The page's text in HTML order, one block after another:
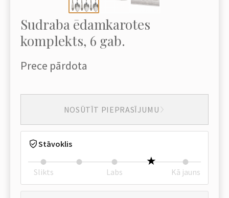
Sudraba ēdamkarotes
komplekts, 6 gab.
Prece pārdota
NOSŪTĪT PIEPRASĪJUMU
Stāvoklis
Slikts Labs Kā jauns